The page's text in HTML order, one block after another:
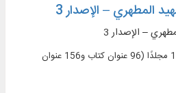
المطهري – الإصدار 3
– الإصدار 3
252 عنوان كتاب ورسالة في 179 مجلدًا (96 عنوان كتاب و156 عنوان